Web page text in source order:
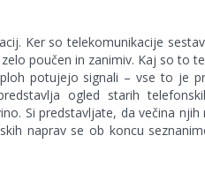
Ker so telekomunikacije
poučen in zanimiv. Kaj so to
potujejo signali – vse to je
ogled starih
Si predstavljate, da večina
naprav se ob koncu